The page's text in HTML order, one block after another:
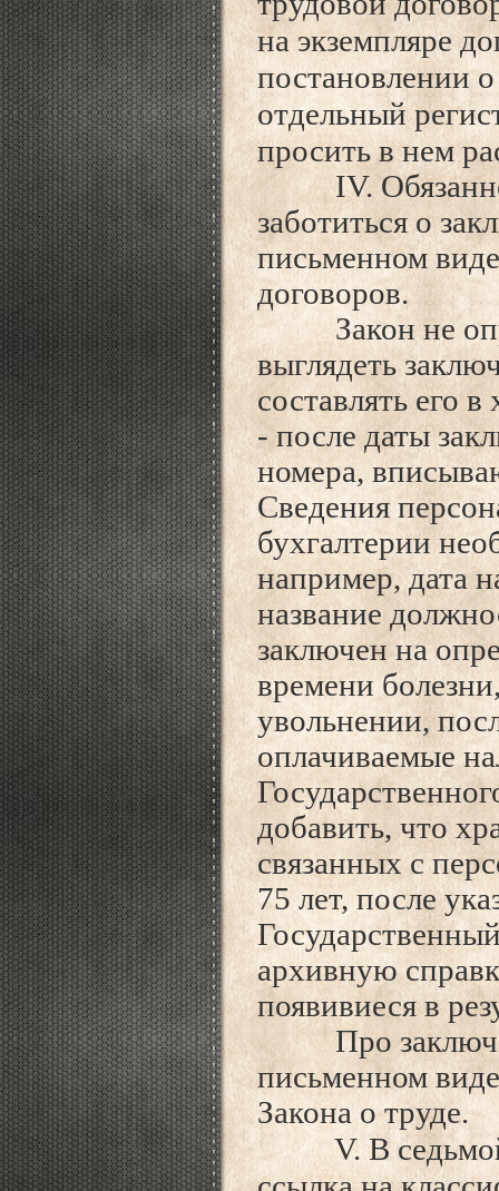
на экземпляре
постановлении
отдельный
просить в нем
IV.
заботиться о
письменном
договоров.
Закон не
выглядеть
составлять его
- после даты
номера,
Сведения
бухгалтерии
например, дата
название
заключен на
времени
увольнении,
оплачиваемые
добавить, что
связанных с
75 лет, после
архивную
появивиеся в
Про
письменном
Закона о труде.
V. В седьмой